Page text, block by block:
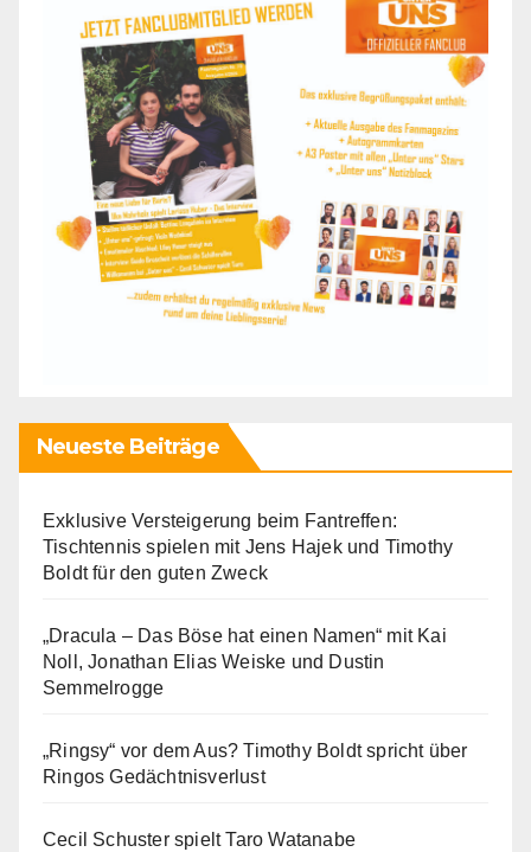
Neueste Beiträge
Exklusive Versteigerung beim Fantreffen:
Tischtennis spielen mit Jens Hajek und Timothy
Boldt für den guten Zweck
„Dracula – Das Böse hat einen Namen“ mit Kai
Noll, Jonathan Elias Weiske und Dustin
Semmelrogge
„Ringsy“ vor dem Aus? Timothy Boldt spricht über
Ringos Gedächtnisverlust
Cecil Schuster spielt Taro Watanabe